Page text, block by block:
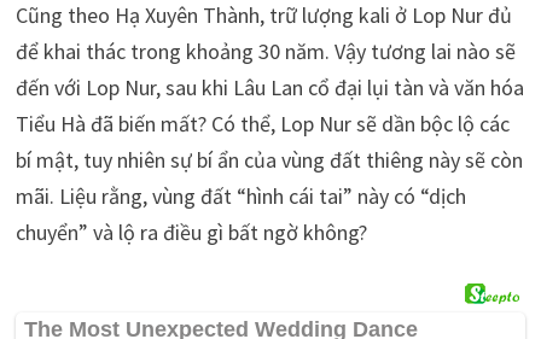
Cũng theo Hạ Xuyên Thành, trữ lượng kali ở Lop Nur đủ
để khai thác trong khoảng 30 năm. Vậy tương lai nào sẽ
đến với Lop Nur, sau khi Lâu Lan cổ đại lụi tàn và văn hóa
Tiểu Hà đã biến mất? Có thể, Lop Nur sẽ dần bộc lộ các
bí mật, tuy nhiên sự bí ẩn của vùng đất thiêng này sẽ còn
mãi. Liệu rằng, vùng đất “hình cái tai” này có “dịch
chuyển” và lộ ra điều gì bất ngờ không?